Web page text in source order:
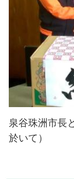
泉谷珠洲市長
於いて）